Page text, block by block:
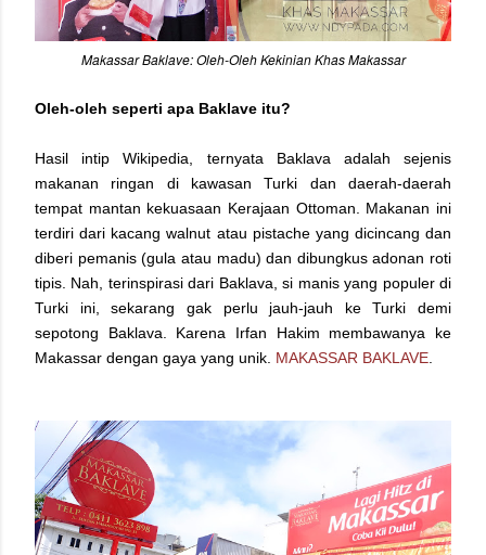
Makassar Baklave: Oleh-Oleh Kekinian Khas Makassar
Oleh-oleh seperti apa Baklave itu?
Hasil intip Wikipedia, ternyata Baklava adalah sejenis
makanan ringan di kawasan Turki dan daerah-daerah
tempat mantan kekuasaan Kerajaan Ottoman. Makanan ini
terdiri dari kacang walnut atau pistache yang dicincang dan
diberi pemanis (gula atau madu) dan dibungkus adonan roti
tipis. Nah, terinspirasi dari Baklava, si manis yang populer di
Turki ini, sekarang gak perlu jauh-jauh ke Turki demi
sepotong Baklava. Karena Irfan Hakim membawanya ke
Makassar dengan gaya yang unik. MAKASSAR BAKLAVE